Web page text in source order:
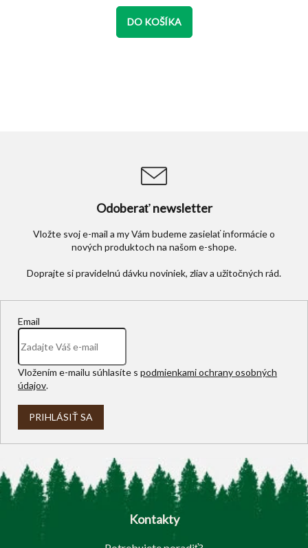
z
5
hviezdičiek.
DO KOŠÍKA
Odoberať newsletter
Vložte svoj e-mail a my Vám budeme zasielať informácie o
nových produktoch na našom e-shope.
Email
Vložením e-mailu súhlasíte s podmienkami ochrany osobných
údajov.
PRIHLÁSIŤ SA
Z
Kontakty